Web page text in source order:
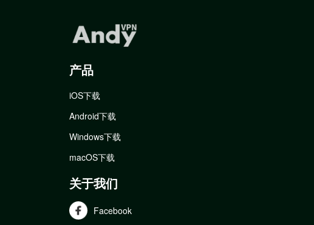
产品
iOS下载
Android下载
Windows下载
macOS下载
关于我们
Facebook